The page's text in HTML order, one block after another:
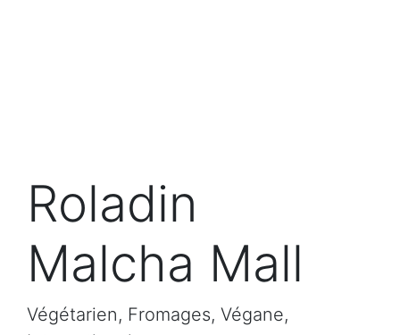
Roladin
Malcha Mall
Végétarien, Fromages, Végane,